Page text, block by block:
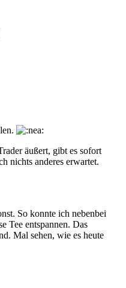
äußert, gibt es sofort
nichts anderes erwartet.
So konnte ich nebenbei
Tee entspannen. Das
Mal sehen, wie es heute